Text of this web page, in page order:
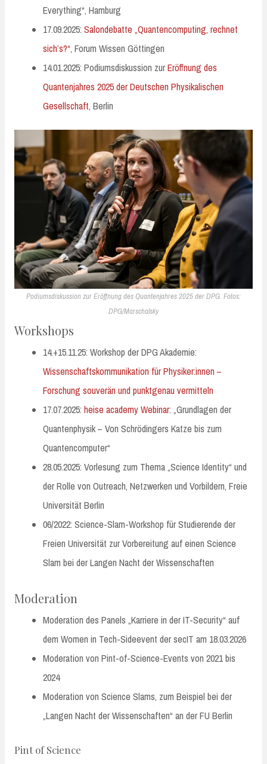
Everything“, Hamburg
17.09.2025: Salondebatte „Quantencomputing, rechnet
sich’s?“, Forum Wissen Göttingen
14.01.2025: Podiumsdiskussion zurEröffnung des
Quantenjahres 2025 der Deutschen Physikalischen
Gesellschaft, Berlin
Podiumsdiskussion zur Eröffnung des Quantenjahres 2025 der DPG. Fotos:
DPG/Marschalsky
Workshops
14.+15.11.25: Workshop der DPG Akademie:
Wissenschaftskommunikation für Physiker:innen –
Forschung souverän und punktgenau vermitteln
17.07.2025: heise academy Webinar: „Grundlagen der
Quantenphysik – Von Schrödingers Katze bis zum
Quantencomputer“
28.05.2025: Vorlesung zum Thema „Science Identity“ und
der Rolle von Outreach, Netzwerken und Vorbildern, Freie
Universität Berlin
06/2022: Science-Slam-Workshop für Studierende der
Freien Universität zur Vorbereitung auf einen Science
Slam bei der Langen Nacht der Wissenschaften
Moderation
Moderation des Panels „Karriere in der IT-Security“ auf
dem Women in Tech-Sideevent der secIT am 18.03.2026
Moderation von Pint-of-Science-Events von 2021 bis
2024
Moderation von Science Slams, zum Beispiel bei der
„Langen Nacht der Wissenschaften“ an der FU Berlin
Pint of Science